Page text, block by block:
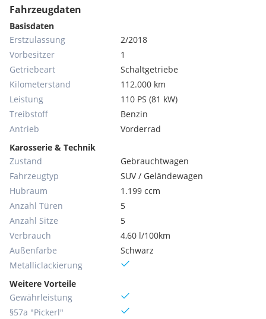
Fahrzeugdaten
Basisdaten
Erstzulassung
2/2018
Vorbesitzer
1
Getriebeart
Schaltgetriebe
Kilometerstand
112.000 km
Leistung
110 PS (81 kW)
Treibstoff
Benzin
Antrieb
Vorderrad
Karosserie & Technik
Zustand
Gebrauchtwagen
Fahrzeugtyp
SUV / Geländewagen
Hubraum
1.199 ccm
Anzahl Türen
5
Anzahl Sitze
5
Verbrauch
4,60 l/100km
Außenfarbe
Schwarz
Metallic­lackierung
Weitere Vorteile
Gewährleistung
§57a "Pickerl"